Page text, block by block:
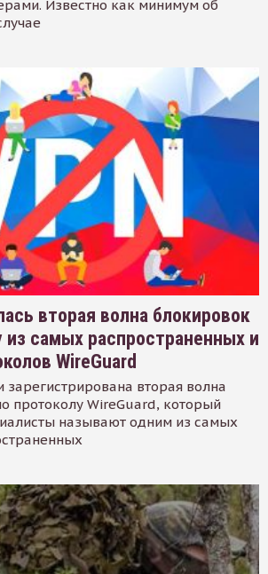
Известно как минимум об
вторая волна блокировок
из самых распространенных и
WireGuard
зарегистрирована вторая волна
протоколу WireGuard, который
называют одним из самых